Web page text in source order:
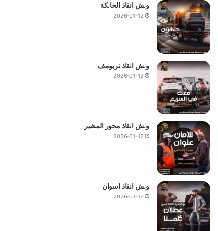
ونش انقاذ الخانكة
2026-01-12
ونش انقاذ تريومف
2026-01-12
ونش انقاذ محور المشير
2026-01-12
ونش انقاذ اسوان
2026-01-12